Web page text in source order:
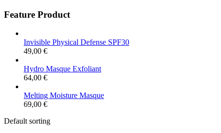
Feature Product
Invisible Physical Defense SPF30
49,00 €
Hydro Masque Exfoliant
64,00 €
Melting Moisture Masque
69,00 €
Default sorting